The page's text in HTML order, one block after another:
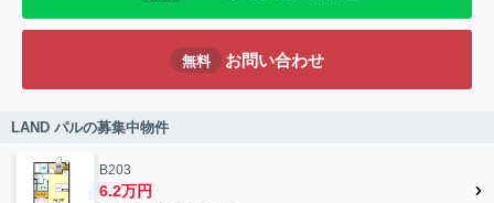
無料 お問い合わせ
LAND パルの募集中物件
B203
6.2万円